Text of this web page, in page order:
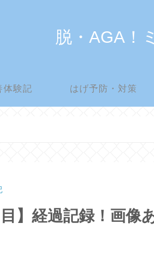
脱・AGA！
体験記 はげ予防・対策
】経過記録！画像